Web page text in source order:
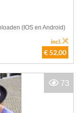
(IOS en Android)
€ 52,00
incl.
73